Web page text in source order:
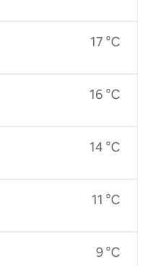
17 °C
16 °C
14 °C
11 °C
9 °C